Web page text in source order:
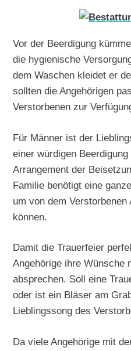
Vor der Beerdigung
die hygienische
dem Waschen kleidet er
sollten die Angehörigen
Verstorbenen zur
Für Männer ist der
einer würdigen
Arrangement der
Familie benötigt eine
um von dem
können.
Damit die Trauerfeier
Angehörige ihre Wünsche
absprechen. Soll eine
oder ist ein Bläser am
Lieblingssong des
Da viele Angehörige mit